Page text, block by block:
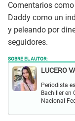
Comentarios
Daddy como un
y peleando por
seguidores.
SOBRE EL AUTOR:
LUCERO
Periodista
Bachiller en
Nacional